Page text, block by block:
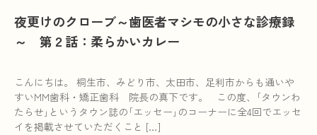
夜更けのクローブ～歯医者マシモの小さな診療録
～ 第２話：柔らかいカレー
こんにちは。 桐生市、みどり市、太田市、足利市からも通いや
すいMM歯科・矯正歯科 院長の真下です。 この度、｢タウンわ
たらせ｣というタウン誌の｢エッセー｣のコーナーに全4回でエッセ
イを掲載させていただくこと […]